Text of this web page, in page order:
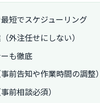
短でスケジューリング
外注任せにしない）
も徹底
前告知や作業時間の調整）
前相談必須）